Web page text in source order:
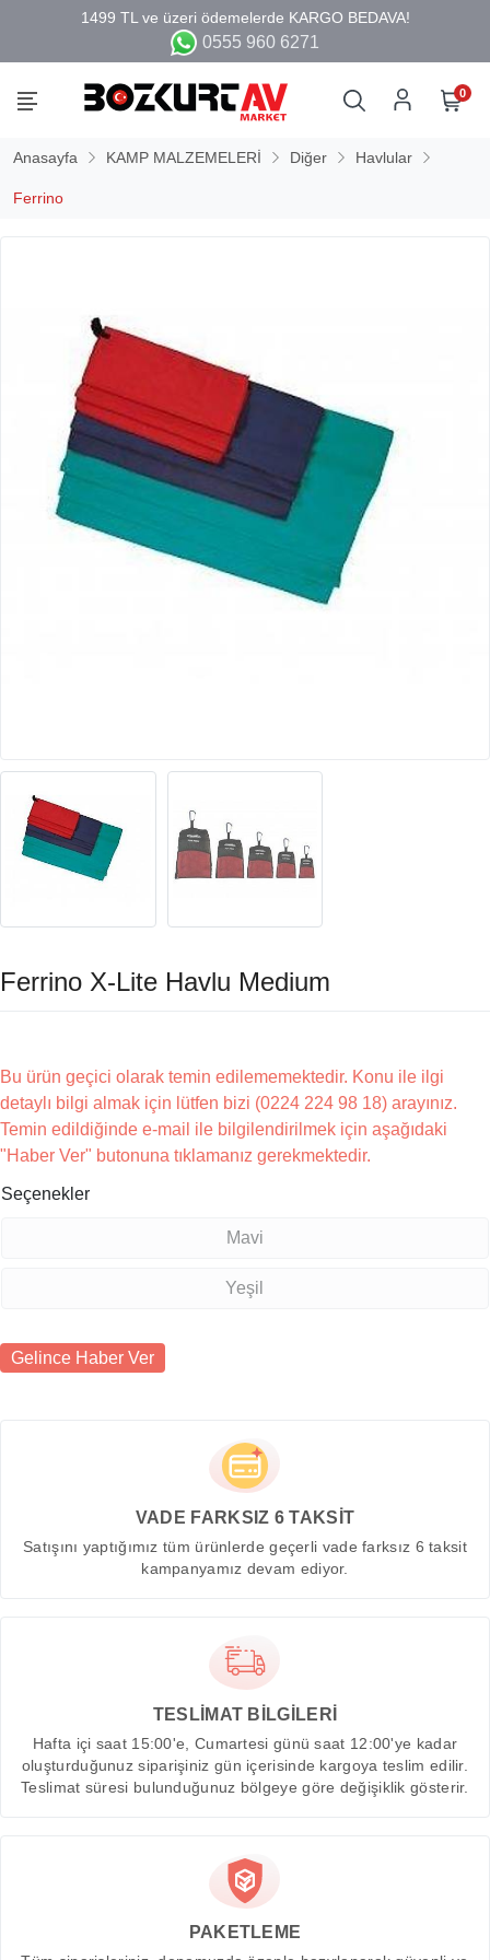
0555 960 6271
0
Anasayfa KAMP MALZEMELERİ Diğer Havlular
Ferrino
Ferrino X-Lite Havlu Medium
Bu ürün geçici olarak temin edilememektedir. Konu ile ilgi
detaylı bilgi almak için lütfen bizi (0224 224 98 18) arayınız.
Temin edildiğinde e-mail ile bilgilendirilmek için aşağıdaki
"Haber Ver" butonuna tıklamanız gerekmektedir.
Seçenekler
Mavi
Yeşil
Gelince Haber Ver
VADE FARKSIZ 6 TAKSİT
Satışını yaptığımız tüm ürünlerde geçerli vade farksız 6 taksit
kampanyamız devam ediyor.
TESLİMAT BİLGİLERİ
Hafta içi saat 15:00'e, Cumartesi günü saat 12:00'ye kadar
oluşturduğunuz siparişiniz gün içerisinde kargoya teslim edilir.
Teslimat süresi bulunduğunuz bölgeye göre değişiklik gösterir.
PAKETLEME